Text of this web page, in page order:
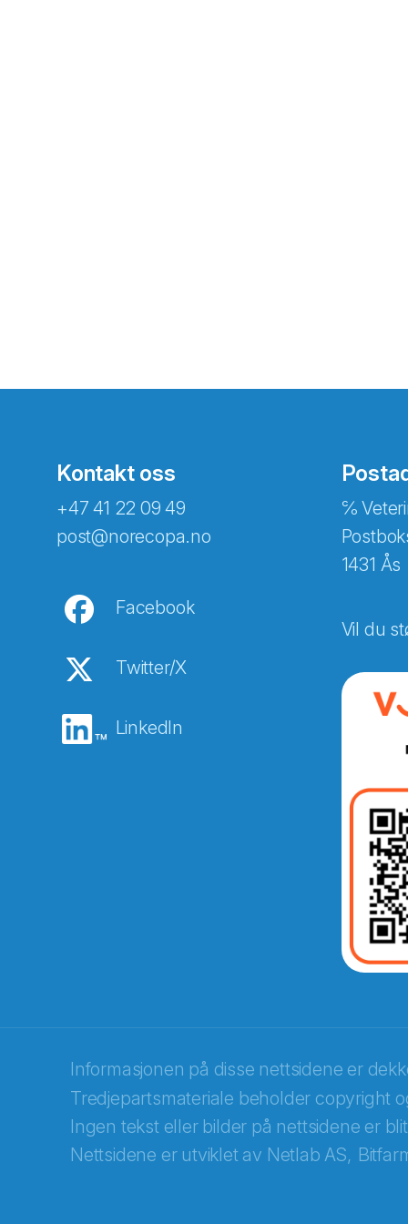
Kontakt oss
+47 41 22 09 49
post@norecopa.no
Facebook
Twitter/X
LinkedIn
℅
1431 Ås
Vil du
Informasjonen på disse nettsidene er
Tredjepartsmateriale beholder copyright
Ingen tekst eller bilder på nettsidene er
Nettsidene er utviklet av Netlab AS,
Recaptcha